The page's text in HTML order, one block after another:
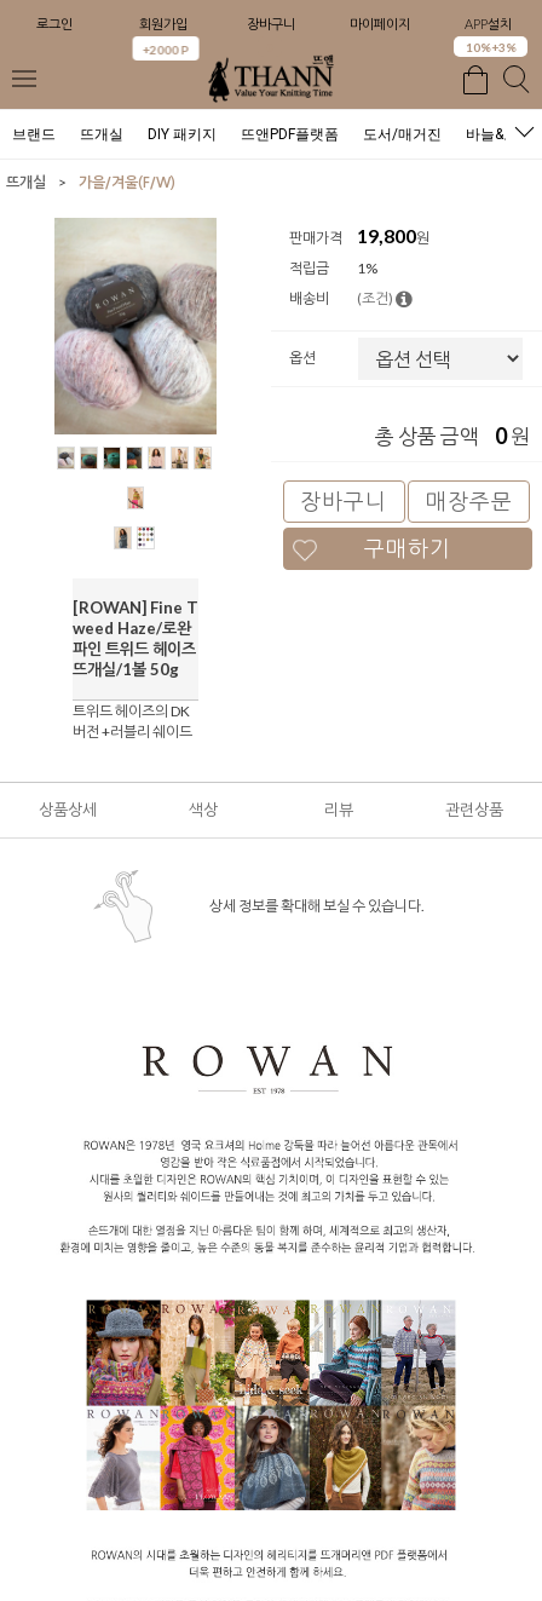
로그인 회원가입
+2000 P
장바구니 마이페이지 APP설치
10%+3%
브랜드 뜨개실 DIY 패키지 뜨앤PDF플랫폼 도서/매거진 바늘&도구
뜨개실 > 가을/겨울(F/W)
[ROWAN] Fine T
weed Haze/로완
파인 트위드 헤이즈
뜨개실/1볼 50g
트위드 헤이즈의 DK
버전 +러블리 쉐이드
판매가격 19,800원
적립금
1%
배송비
(조건)
옵션
총 상품 금액 0원
장바구니
매장주문
구매하기
상품상세 색상 리뷰 관련상품
상세 정보를 확대해 보실 수 있습니다.